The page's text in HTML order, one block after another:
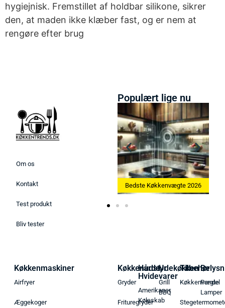
hygiejnisk. Fremstillet af holdbar silikone, sikrer
den, at maden ikke klæber fast, og er nem at
rengøre efter brug
Om os
Kontakt
Test produkt
Bliv tester
Populært lige nu
Bedste Ismaskine 2026 Bedste Køkkenvægte 2026
Køkkenmaskiner
Airfryer
Æggekoger
Køkkenudstyr
Gryder
Frituregryder
Hårde
Hvidevarer
Amerikaner
Køleskab
Udekøkken
Grill
BBQ
Tilbehør
Køkkenvægte
Pendel
Lamper